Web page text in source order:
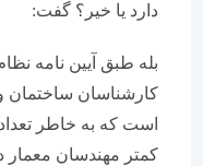
دارد یا خیر؟ گفت:
بله طبق آیین نامه نظام
کارشناسان ساختمان وجود
است که به خاطر تعداد
کمتر مهندسان معمار در